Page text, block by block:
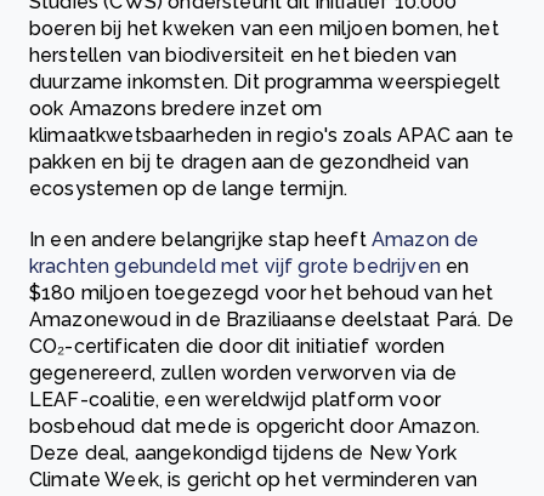
boeren bij het kweken van een miljoen bomen, het
herstellen van biodiversiteit en het bieden van
duurzame inkomsten. Dit programma weerspiegelt
ook Amazons bredere inzet om
klimaatkwetsbaarheden in regio's zoals APAC aan te
pakken en bij te dragen aan de gezondheid van
ecosystemen op de lange termijn.
In een andere belangrijke stap heeft Amazon de
krachten gebundeld met vijf grote bedrijvenen
$180 miljoen toegezegd voor het behoud van het
Amazonewoud in de Braziliaanse deelstaat Pará. De
CO₂-certificaten die door dit initiatief worden
gegenereerd, zullen worden verworven via de
LEAF-coalitie, een wereldwijd platform voor
bosbehoud dat mede is opgericht door Amazon.
Deze deal, aangekondigd tijdens de New York
Climate Week, is gericht op het verminderen van